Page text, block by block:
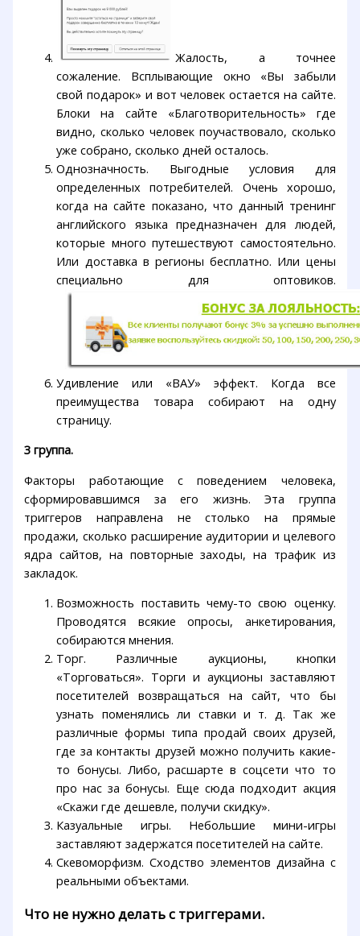
Жалость, а точнее
сожаление. Всплывающие окно «Вы забыли
свой подарок» и вот человек остается на сайте.
Блоки на сайте «Благотворительность» где
видно, сколько человек поучаствовало, сколько
уже собрано, сколько дней осталось.
Однозначность. Выгодные условия для
определенных потребителей. Очень хорошо,
когда на сайте показано, что данный тренинг
английского языка предназначен для людей,
которые много путешествуют самостоятельно.
Или доставка в регионы бесплатно. Или цены
специально для оптовиков.
Удивление или «ВАУ» эффект. Когда все
преимущества товара собирают на одну
страницу.
3 группа.
Факторы работающие с поведением человека,
сформировавшимся за его жизнь. Эта группа
триггеров направлена не столько на прямые
продажи, сколько расширение аудитории и целевого
ядра сайтов, на повторные заходы, на трафик из
закладок.
Возможность поставить чему-то свою оценку.
Проводятся всякие опросы, анкетирования,
собираются мнения.
Торг. Различные аукционы, кнопки
«Торговаться». Торги и аукционы заставляют
посетителей возвращаться на сайт, что бы
узнать поменялись ли ставки и т. д. Так же
различные формы типа продай своих друзей,
где за контакты друзей можно получить какие-
то бонусы. Либо, расшарте в соцсети что то
про нас за бонусы. Еще сюда подходит акция
«Скажи где дешевле, получи скидку».
Казуальные игры. Небольшие мини-игры
заставляют задержатся посетителей на сайте.
Скевоморфизм. Сходство элементов дизайна с
реальными объектами.
Что не нужно делать с триггерами.